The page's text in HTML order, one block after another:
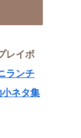
レイボ
ランチ
ネタ集